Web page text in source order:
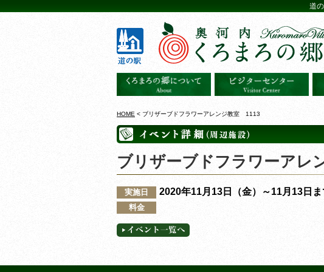
道
HOME < ブリザーブドフラワーアレンジ教室 1113
ブリザーブドフラワーアレ
実施日 2020年11月13日（金）～11月13日ま
料金